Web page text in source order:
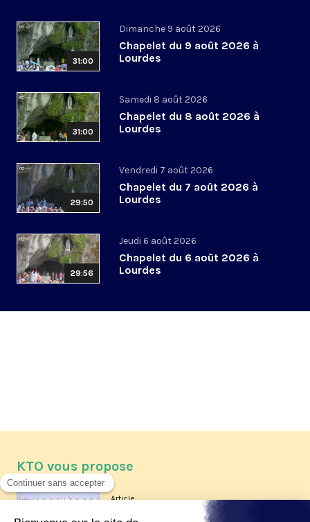
31:00
Dimanche 9 août 2026
Chapelet du 9 août 2026 à
Lourdes
31:00
Samedi 8 août 2026
Chapelet du 8 août 2026 à
Lourdes
29:50
Vendredi 7 août 2026
Chapelet du 7 août 2026 à
Lourdes
29:56
Jeudi 6 août 2026
Chapelet du 6 août 2026 à
Lourdes
KTO vous propose
Article
Les reportages d'été 2026 de KTO